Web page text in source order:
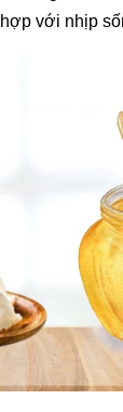
với nhịp